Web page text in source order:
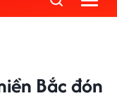
Bắc đón